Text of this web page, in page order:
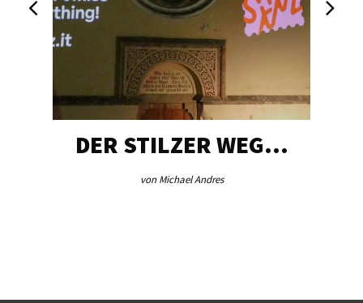
DER STILZER WEG…
von Michael Andres